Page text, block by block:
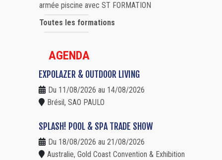
armée piscine avec ST FORMATION
Toutes les formations
AGENDA
EXPOLAZER & OUTDOOR LIVING
Du 11/08/2026 au 14/08/2026
Brésil, SAO PAULO
SPLASH! POOL & SPA TRADE SHOW
Du 18/08/2026 au 21/08/2026
Australie, Gold Coast Convention & Exhibition